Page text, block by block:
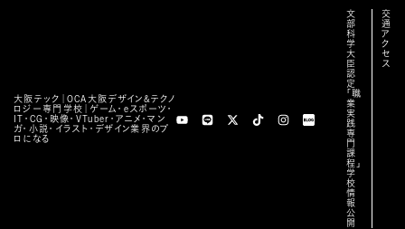
大阪テック｜OCA⼤阪デザイン&テクノ
ロジー専⾨学校｜ゲーム・eスポーツ・
IT・CG・映像・VTuber・アニメ・マン
ガ・小説・イラスト・デザイン業界のプ
ロになる
文
部
科
学
大
臣
認
定
「職
業
実
践
専
門
課
程」
学
校
情
報
公
開
交
通
ア
ク
セ
ス